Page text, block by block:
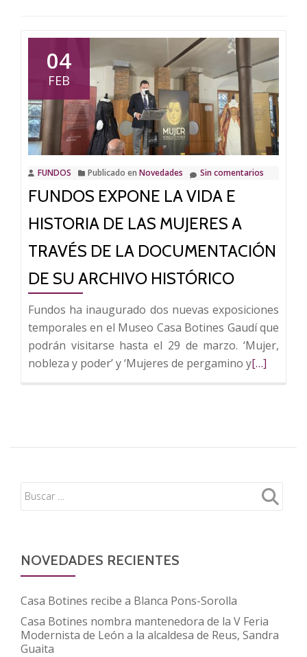
04
FEB
FUNDOS Publicado en Novedades Sin comentarios
FUNDOS EXPONE LA VIDA E
HISTORIA DE LAS MUJERES A
TRAVÉS DE LA DOCUMENTACIÓN
DE SU ARCHIVO HISTÓRICO
Fundos ha inaugurado dos nuevas exposiciones
temporales en el Museo Casa Botines Gaudí que
podrán visitarse hasta el 29 de marzo. ‘Mujer,
nobleza y poder’ y ‘Mujeres de pergamino yLeer
la
e
historia
la
[…]
NOVEDADES RECIENTES
Casa Botines recibe a Blanca Pons-Sorolla
Casa Botines nombra mantenedora de la V Feria
Modernista de León a la alcaldesa de Reus, Sandra
Guaita